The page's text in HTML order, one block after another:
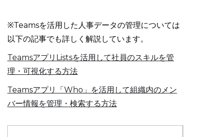
※Teamsを活用した人事データの管理については
以下の記事でも詳しく解説しています。
TeamsアプリListsを活用して社員のスキルを管
理・可視化する方法
Teamsアプリ「Who」を活用して組織内のメン
バー情報を管理・検索する方法